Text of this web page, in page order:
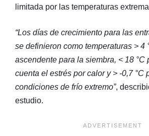
limitada por las temperaturas
“Los días de crecimiento para las
se definieron como temperaturas > 4
ascendente para la siembra, < 18 °C
cuenta el estrés por calor y > -0,7 °C
condiciones de frío extremo”,
estudio.